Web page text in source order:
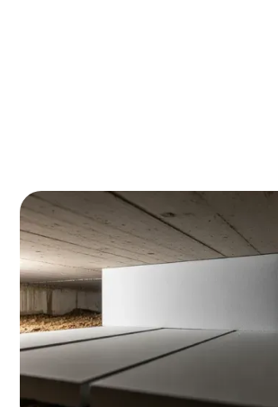
Kruipruimte-isolatie in Breda kan je
400 besparen op je
energieprijzen verdien je de
per m² binnen 4-5 jaar terug. Plus: je
700 subsidie mee!